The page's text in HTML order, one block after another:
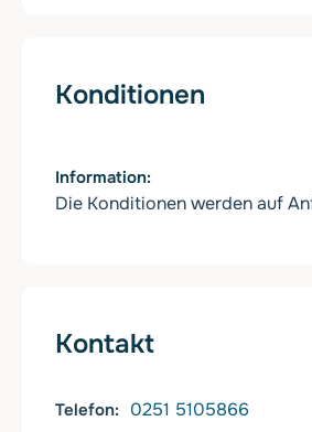
Konditionen
Information
Die Konditionen werden auf
Kontakt
Telefon 0251 5105866